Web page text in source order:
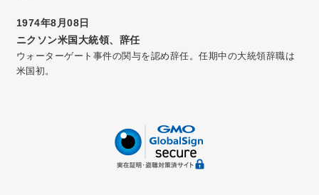
1974年8月08日
ニクソン米国大統領、辞任
ウォーターゲート事件の関与を認め辞任。任期中の大統領辞職は
米国初。